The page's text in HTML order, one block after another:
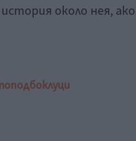
около нея,
боклуци